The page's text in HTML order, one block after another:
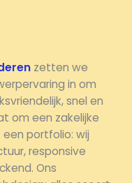
zetten we
in om
snel en
om een zakelijke
portfolio: wij
responsive
Ons